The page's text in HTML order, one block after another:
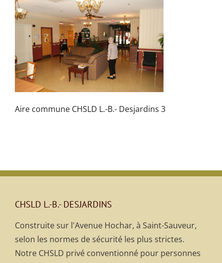
Aire commune CHSLD L.-B.- Desjardins 3
CHSLD L.-B.- DESJARDINS
Construite sur l'Avenue Hochar, à Saint-Sauveur,
selon les normes de sécurité les plus strictes.
Notre CHSLD privé conventionné pour personnes